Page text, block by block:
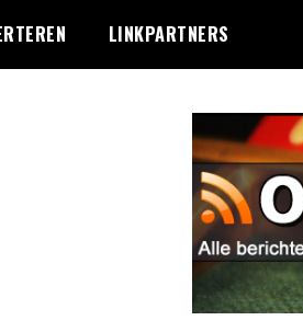
LINKPARTNERS